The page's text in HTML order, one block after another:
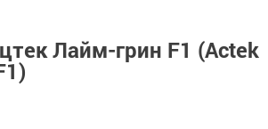
Лайм-грин F1 (Actek